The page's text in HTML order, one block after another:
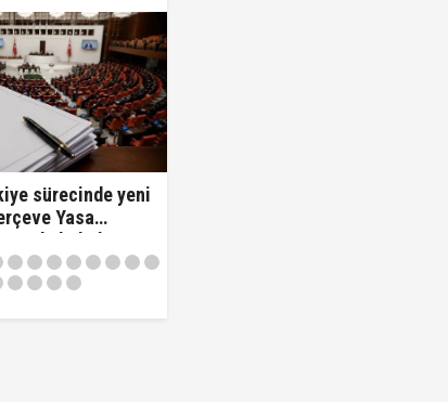
diyerek vekilleri kovdu..!"
sürecinde yeni
Yasa
kabul